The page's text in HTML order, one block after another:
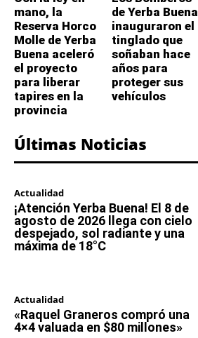
mano, la
Reserva Horco
Molle de Yerba
Buena aceleró
el proyecto
para liberar
tapires en la
provincia
de Yerba Buena
inauguraron el
tinglado que
soñaban hace
años para
proteger sus
vehículos
Últimas Noticias
Actualidad
¡Atención Yerba Buena! El 8 de
agosto de 2026 llega con cielo
despejado, sol radiante y una
máxima de 18°C
Actualidad
«Raquel Graneros compró una
4×4 valuada en $80 millones»